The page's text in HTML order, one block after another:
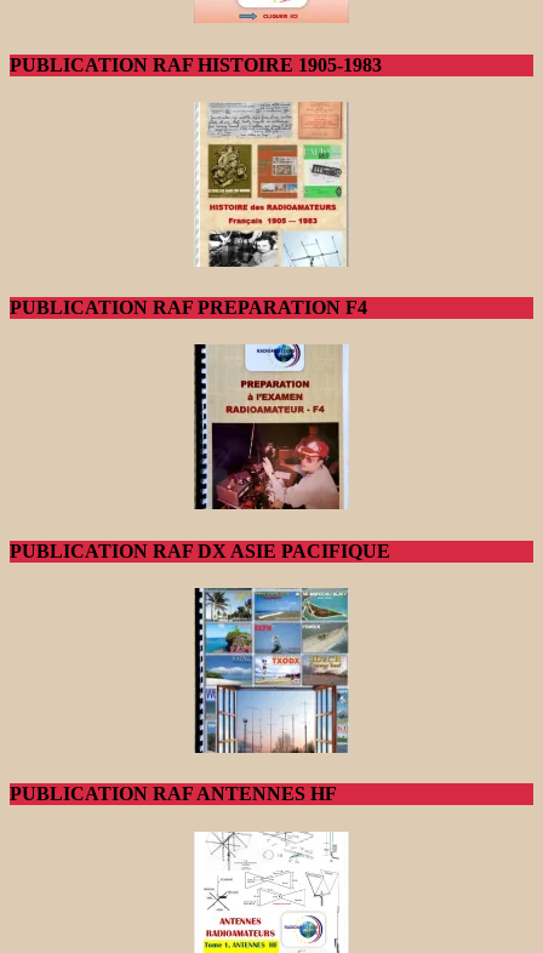
PUBLICATION RAF HISTOIRE 1905-1983
PUBLICATION RAF PREPARATION F4
PUBLICATION RAF DX ASIE PACIFIQUE
PUBLICATION RAF ANTENNES HF